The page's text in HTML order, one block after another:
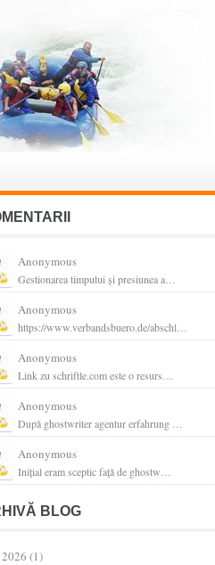
Anonymous
Gestionarea timpului și presiunea a…
Anonymous
https://www.verbandsbuero.de/abschl…
Anonymous
Link zu schriftle.com este o resurs…
Anonymous
După ghostwriter agentur erfahrung …
Anonymous
Inițial eram sceptic față de ghostw…
BLOG
2026 (1)